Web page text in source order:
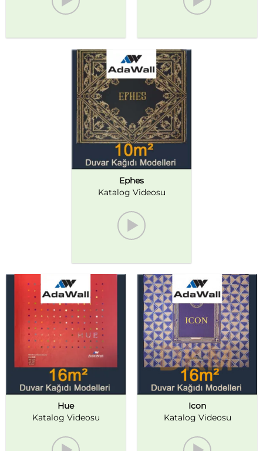
Ephes
Katalog Videosu
Hue
Katalog Videosu
Icon
Katalog Videosu